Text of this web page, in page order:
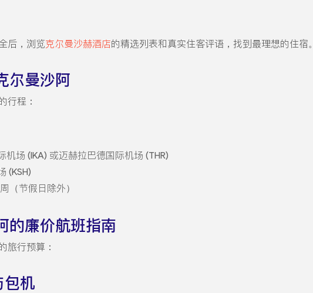
后，浏览克尔曼沙赫酒店的精选列表和真实住客评语，找到最理想的住宿。
尔曼沙阿
行程：
机场 (IKA) 或迈赫拉巴德国际机场 (THR)
(KSH)
（节假日除外）
的廉价航班指南
旅行预算：
包机